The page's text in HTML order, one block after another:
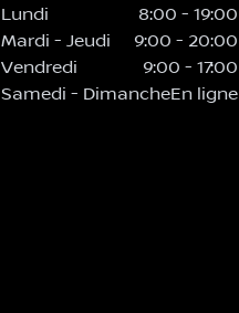
Lundi 8:00 - 19:00
Mardi -Jeudi 9:00 - 20:00
Vendredi
9:00 - 17:00
Samedi - DimancheEn ligne